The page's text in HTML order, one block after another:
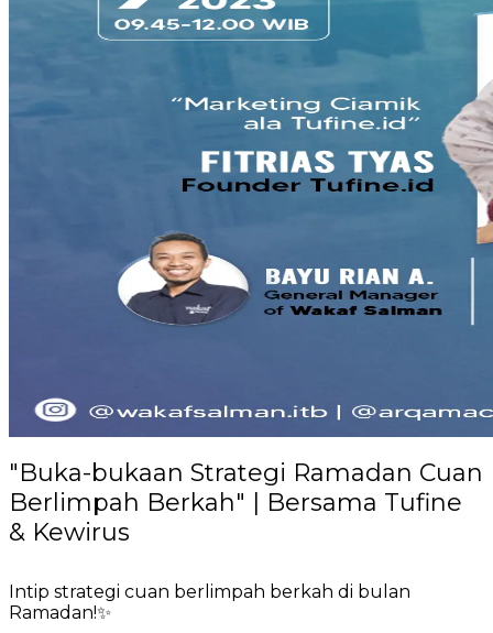
"Buka-bukaan Strategi Ramadan Cuan
Berlimpah Berkah" | Bersama Tufine
& Kewirus
Intip strategi cuan berlimpah berkah di bulan
Ramadan!✨